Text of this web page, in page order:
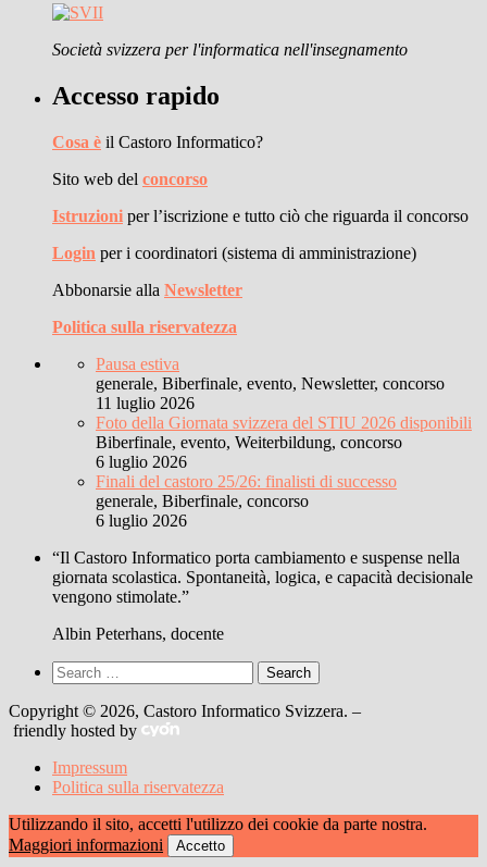
Società svizzera per l'informatica nell'insegnamento
Accesso rapido
Cosa è il Castoro Informatico?
Sito web del concorso
Istruzioni per l’iscrizione e tutto ciò che riguarda il concorso
Login per i coordinatori (sistema di amministrazione)
Abbonarsie alla Newsletter
Politica sulla riservatezza
Pausa estiva
generale, Biberfinale, evento, Newsletter, concorso
11 luglio 2026
Foto della Giornata svizzera del STIU 2026 disponibili
Biberfinale, evento, Weiterbildung, concorso
6 luglio 2026
Finali del castoro 25/26: finalisti di successo
generale, Biberfinale, concorso
6 luglio 2026
“Il Castoro Informatico porta cambiamento e suspense nella
giornata scolastica. Spontaneità, logica, e capacità decisionale
vengono stimolate.”
Albin Peterhans, docente
Search
for:
Copyright © 2026, Castoro Informatico Svizzera. –
friendly hosted by
Impressum
Politica sulla riservatezza
Utilizzando il sito, accetti l'utilizzo dei cookie da parte nostra.
Maggiori informazioni
Accetto